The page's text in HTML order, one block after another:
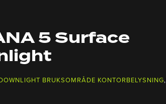
5 Surface
BRUKSOMRÅDE KONTORBELYSNING,